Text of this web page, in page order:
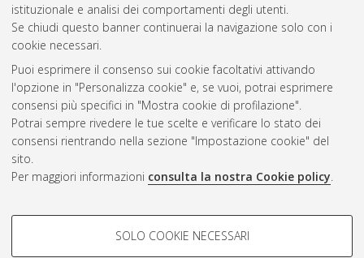
istituzionale e analisi dei comportamenti degli utenti.
Se chiudi questo banner continuerai la navigazione solo con i
cookie necessari.
Puoi esprimere il consenso sui cookie facoltativi attivando
l'opzione in "Personalizza cookie" e, se vuoi, potrai esprimere
consensi più specifici in "Mostra cookie di profilazione".
Potrai sempre rivedere le tue scelte e verificare lo stato dei
consensi rientrando nella sezione "Impostazione cookie" del
sito.
Per maggiori informazioni consulta la nostra Cookie policy.
COOKIE DI PROFILAZIONE -
SOLO COOKIE NECESSARI
Questa lista e' stata generata ilFri Aug 7 17:11:00 2026 CEST
Atom
Rss 1.0
Rss 2.0
AMS Laurea
Impostazioni Cookie
Informativa sulla privacy